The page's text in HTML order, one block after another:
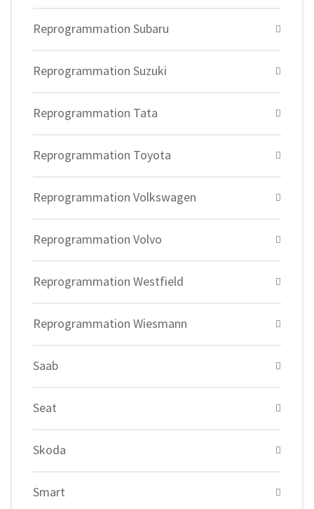
Reprogrammation Subaru
Reprogrammation Suzuki
Reprogrammation Tata
Reprogrammation Toyota
Reprogrammation Volkswagen
Reprogrammation Volvo
Reprogrammation Westfield
Reprogrammation Wiesmann
Saab
Seat
Skoda
Smart